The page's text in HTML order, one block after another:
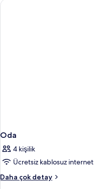
Oda
4 kişilik
Ücretsiz kablosuz internet
Daha çok detay
Oda